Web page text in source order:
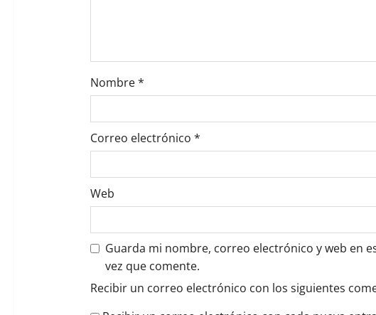
a
d
a
Nombre*
Correo electrónico *
Web
Guarda mi nombre, correo electrónico y web en
vez que comente.
Recibir un correo electrónico con los siguientes